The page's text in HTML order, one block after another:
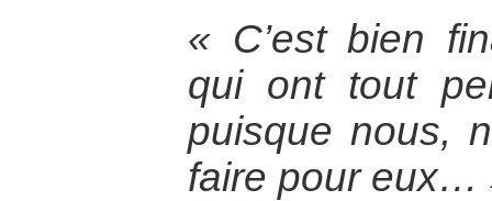
« C’est bien
qui ont tout
puisque nous,
faire pour eux…